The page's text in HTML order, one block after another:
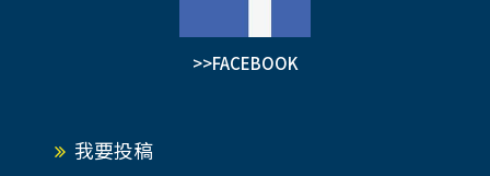
調這是個別學者對美國對等關稅所提的策略，其國
家產業發展政策一直都是立足台灣、布局全球，其
定義「境外敵對勢力」，導致兩岸劍拔弩張，結果
>>FACEBOOK
我要投稿